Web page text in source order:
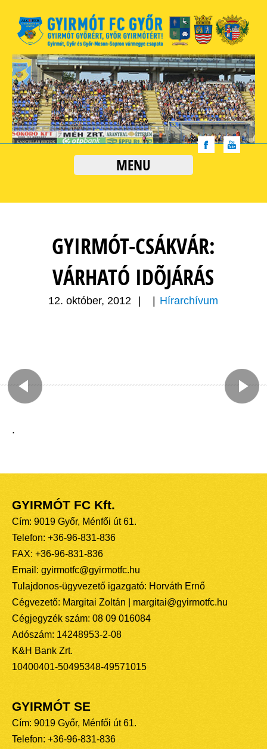
MENU
GYIRMÓT-CSÁKVÁR:
VÁRHATÓ IDÕJÁRÁS
12. október, 2012 Hírarchívum
.
GYIRMÓT FC Kft.
Cím: 9019 Győr, Ménfői út 61.
Telefon: +36-96-831-836
FAX: +36-96-831-836
Email: gyirmotfc@gyirmotfc.hu
Tulajdonos-ügyvezető igazgató: Horváth Ernő
Cégvezető: Margitai Zoltán | margitai@gyirmotfc.hu
Cégjegyzék szám: 08 09 016084
Adószám: 14248953-2-08
K&H Bank Zrt.
10400401-50495348-49571015
GYIRMÓT SE
Cím: 9019 Győr, Ménfői út 61.
Telefon: +36-96-831-836